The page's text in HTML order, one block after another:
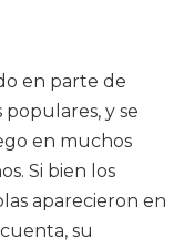
en parte de
populares, y se
en muchos
Si bien los
aparecieron en
su